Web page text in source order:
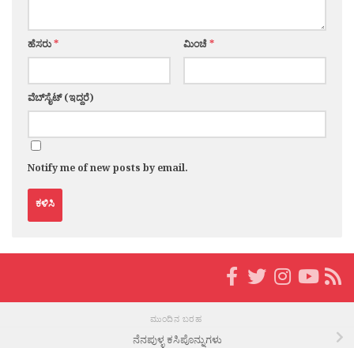
ಹೆಸರು* ಮಿಂಚೆ*
ವೆಬ್‌ಸೈಟ್ (ಇದ್ದರೆ)
Notify me of new posts by email.
ಮುಂದಿನ ಬರಹ
ನೆನಪುಳ್ಳ ಕಸಿಪೊನ್ನುಗಳು